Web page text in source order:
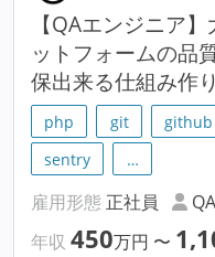
【QAエンジニア
ットフォームの品
保出来る仕組み作
php git github
sentry
…
雇用形態 正社員
年収 450万円 〜